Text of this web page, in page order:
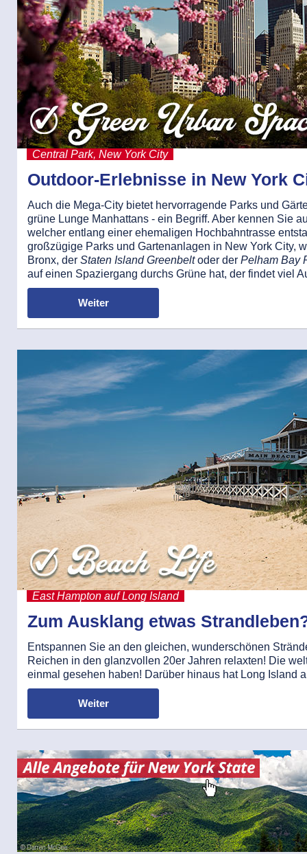
Central Park, New York City
Outdoor-Erlebnisse in New York
Auch die Mega-City bietet hervorragende Parks und
grüne Lunge Manhattans - ein Begriff. Aber kennen Sie
welcher entlang einer ehemaligen Hochbahntrasse
großzügige Parks und Gartenanlagen in New York City,
Bronx, der Staten Island Greenbeltoder der Pelham Bay
auf einen Spaziergang durchs Grüne hat, der findet viel
Weiter
East Hampton auf Long Island
Zum Ausklang etwas
Entspannen Sie an den gleichen, wunderschönen
Reichen in den glanzvollen 20er Jahren relaxten! Die
einmal gesehen haben! Darüber hinaus hat Long Island
Weiter